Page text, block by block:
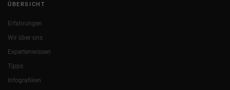
ÜBERSICHT
Erfahrungen
Wir über uns
Expertenwissen
Tipps
Infografiken